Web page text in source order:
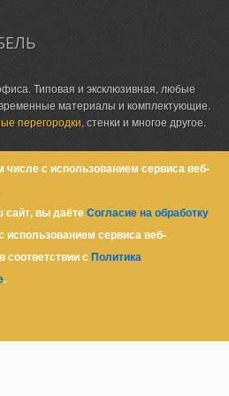
Типовая и эксклюзивная, любые
материалы и комплектующие.
перегородки, стенки и многое другое.
с использованием сервиса веб-
сайт, вы даётеСогласие на обработку
использованием сервиса веб-
соответствии сПолитика
.